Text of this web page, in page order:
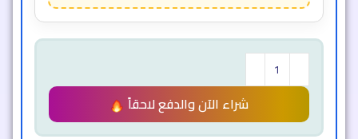
شراء الآن والدفع لاحقاً